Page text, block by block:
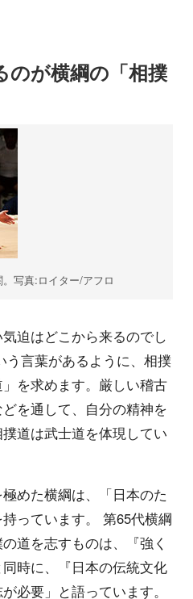
のが横綱の「相撲
写真:ロイター/アフロ
迫はどこから来るのでし
う言葉があるように、相撲
を求めます。厳しい稽古
を通して、自分の精神を
道は武士道を体現してい
めた横綱は、「日本のた
っています。 第65代横綱
道を志すものは、『強く
時に、『日本の伝統文化
必要」と語っています。